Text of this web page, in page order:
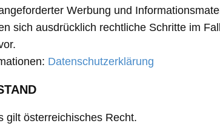
Werbung und
sich ausdrücklich rechtliche Schritte im
Datenschutzerklärung
gilt österreichisches Recht.